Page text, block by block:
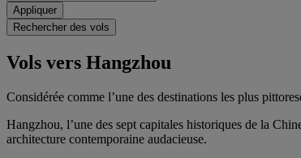
Appliquer
Rechercher des vols
Vols vers Hangzhou
Considérée comme l’une des destinations les plus
Hangzhou, l’une des sept capitales historiques de la
architecture contemporaine audacieuse.